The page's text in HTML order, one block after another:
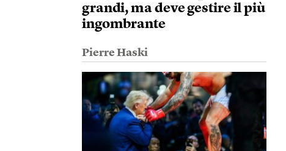
grandi, ma deve gestire il più
ingombrante
Pierre Haski